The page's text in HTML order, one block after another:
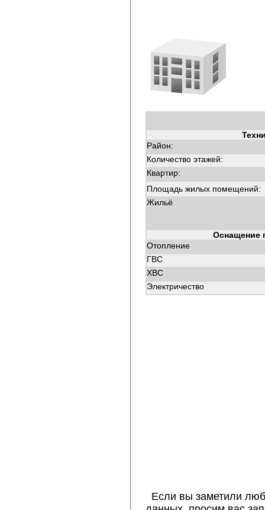
Район:
Количество этажей:
Квартир:
Площадь жилых помещений:
Жильё
Оснащение
Отопление
ГВС
ХВС
Электричество
Если вы заметили